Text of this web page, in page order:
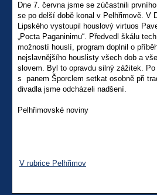
Dne 7. června jsme se zúčastnili
se po delší době konal v Pelhřimově. V
Lipského vystoupil houslový virtuos
„Pocta Paganinimu“. Předvedl škálu
možností houslí, program doplnil o
nejslavnějšího houslisty všech dob a
slovem. Byl to opravdu silný zážitek.
s panem Šporclem setkat osobně při
divadla jsme
Pelhřimovské noviny
V rubrice Pelhřimov